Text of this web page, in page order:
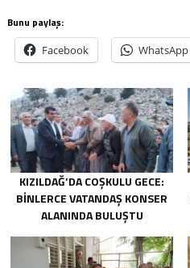
Bunu paylaş:
Facebook WhatsApp
KIZILDAĞ’DA COŞKULU GECE:
BINLERCE VATANDAŞ KONSER
ALANINDA BULUŞTU